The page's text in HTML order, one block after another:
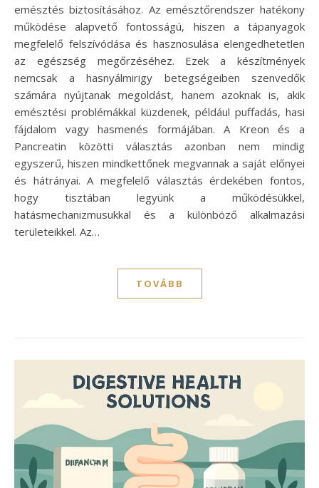
emésztés biztosításához. Az emésztőrendszer hatékony
működése alapvető fontosságú, hiszen a tápanyagok
megfelelő felszívódása és hasznosulása elengedhetetlen
az egészség megőrzéséhez. Ezek a készítmények
nemcsak a hasnyálmirigy betegségeiben szenvedők
számára nyújtanak megoldást, hanem azoknak is, akik
emésztési problémákkal küzdenek, például puffadás, hasi
fájdalom vagy hasmenés formájában. A Kreon és a
Pancreatin közötti választás azonban nem mindig
egyszerű, hiszen mindkettőnek megvannak a saját előnyei
és hátrányai. A megfelelő választás érdekében fontos,
hogy tisztában legyünk a működésükkel,
hatásmechanizmusukkal és a különböző alkalmazási
területeikkel. Az…
TOVÁBB